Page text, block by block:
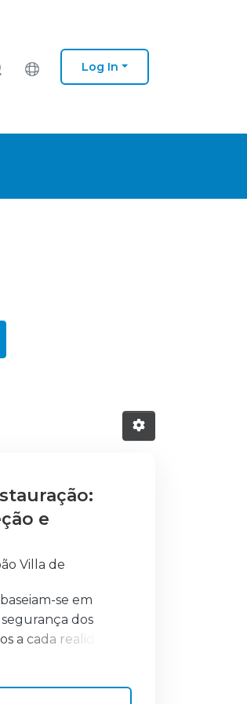
Log In
e
Villa de
se em
dos
a cada realidade,
regeneração,